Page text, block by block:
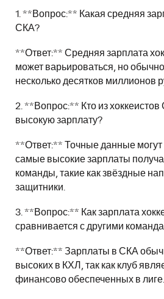
1. **Вопрос:** Какая средняя
СКА?
**Ответ:** Средняя зарплата
может варьироваться, но
несколько десятков миллионов
2. **Вопрос:** Кто из
высокую зарплату?
**Ответ:** Точные данные
самые высокие зарплаты
команды, такие как звёздные
защитники.
3. **Вопрос:** Как зарплата
сравнивается с другими
**Ответ:** Зарплаты в СКА
высоких в КХЛ, так как клуб
финансово обеспеченных в лиге.